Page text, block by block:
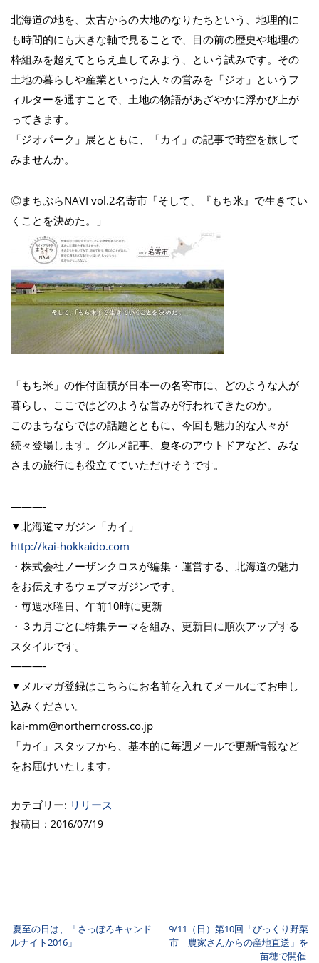
北海道の地を、太古からの大地のなりたちという、地理的に
も時間的にも大きな軸で見ることで、目の前の歴史や地理の
枠組みを超えてとらえ直してみよう、という試みです。その
土地の暮らしや産業といった人々の営みを「ジオ」というフ
ィルターを通すことで、土地の物語があざやかに浮かび上が
ってきます。
「ジオパーク」展とともに、「カイ」の記事で時空を旅して
みませんか。
◎まちぶらNAVI vol.2名寄市「そして、『もち米』で生きてい
くことを決めた。」
「もち米」の作付面積が日本一の名寄市に、どのような人が
暮らし、ここではどのような営みが行われてきたのか。
このまちならではの話題とともに、今回も魅力的な人々が
続々登場します。グルメ記事、夏冬のアウトドアなど、みな
さまの旅行にも役立てていただけそうです。
———-
▼北海道マガジン「カイ」
http://kai-hokkaido.com
・株式会社ノーザンクロスが編集・運営する、北海道の魅力
をお伝えするウェブマガジンです。
・毎週水曜日、午前10時に更新
・３カ月ごとに特集テーマを組み、更新日に順次アップする
スタイルです。
———-
▼メルマガ登録はこちらにお名前を入れてメールにてお申し
込みください。
kai-mm@northerncross.co.jp
「カイ」スタッフから、基本的に毎週メールで更新情報など
をお届けいたします。
カテゴリー: リリース
投稿日：2016/07/19
投稿ナビゲーション
夏至の日は、「さっぽろキャンド
ルナイト2016」
9/11（日）第10回「びっくり野菜
市 農家さんからの産地直送」を
苗穂で開催